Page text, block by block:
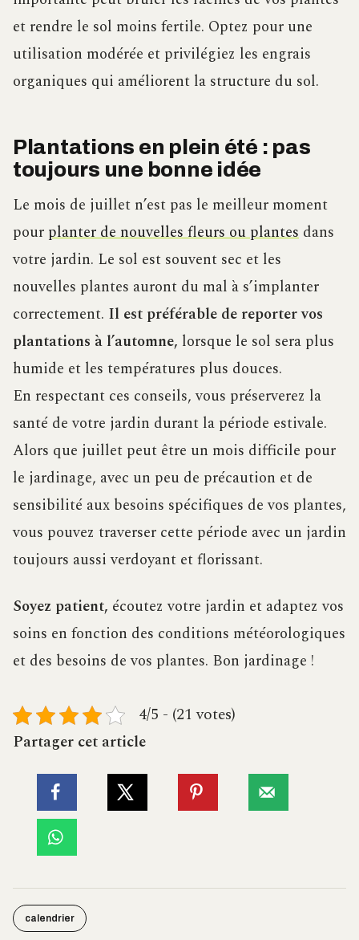
et rendre le sol moins fertile. Optez pour une
utilisation modérée et privilégiez les engrais
organiques qui améliorent la structure du sol.
Plantations en plein été : pas
toujours une bonne idée
Le mois de juillet n’est pas le meilleur moment
pour planter de nouvelles fleurs ou plantes dans
votre jardin. Le sol est souvent sec et les
nouvelles plantes auront du mal à s’implanter
correctement. Il est préférable de reporter vos
plantations à l’automne, lorsque le sol sera plus
humide et les températures plus douces.
En respectant ces conseils, vous préserverez la
santé de votre jardin durant la période estivale.
Alors que juillet peut être un mois difficile pour
le jardinage, avec un peu de précaution et de
sensibilité aux besoins spécifiques de vos plantes,
vous pouvez traverser cette période avec un jardin
toujours aussi verdoyant et florissant.
Soyez patient, écoutez votre jardin et adaptez vos
soins en fonction des conditions météorologiques
et des besoins de vos plantes. Bon jardinage !
4/5 - (21 votes)
Partager cet article
calendrier